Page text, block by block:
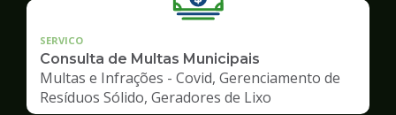
SERVICO
Consulta de Multas Municipais
Multas e Infrações - Covid, Gerenciamento de
Resíduos Sólido, Geradores de Lixo